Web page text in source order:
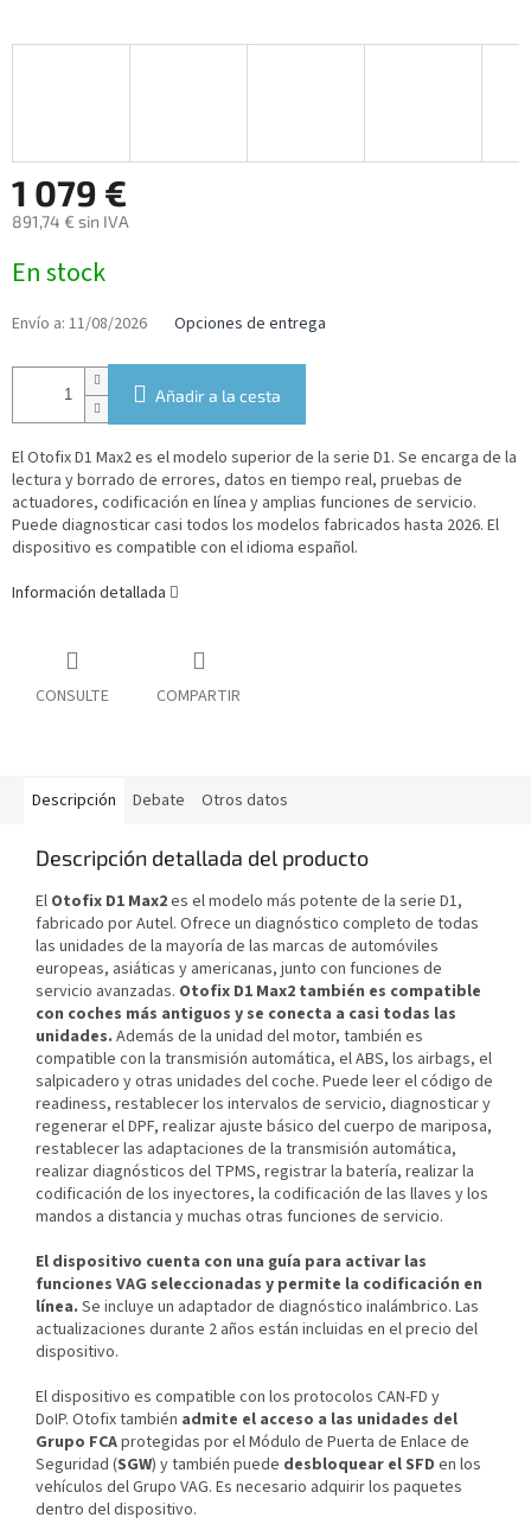
1 079 €
891,74 € sin IVA
de
medida:
En stock
Envío a: 11/08/2026 Opciones de entrega
Añadir a la cesta
El Otofix D1 Max2 es el modelo superior de la serie D1. Se encarga de la
lectura y borrado de errores, datos en tiempo real, pruebas de
actuadores, codificación en línea y amplias funciones de servicio.
Puede diagnosticar casi todos los modelos fabricados hasta 2026. El
dispositivo es compatible con el idioma español.
Información detallada
CONSULTE COMPARTIR
Descripción Debate Otros datos
Descripción detallada del producto
El Otofix D1 Max2es el modelo más potente de la serie D1,
fabricado por Autel. Ofrece un diagnóstico completo de todas
las unidades de la mayoría de las marcas de automóviles
europeas, asiáticas y americanas, junto con funciones de
servicio avanzadas. Otofix D1 Max2 también es compatible
con coches más antiguos y se conecta a casi todas las
unidades. Además de la unidad del motor, también es
compatible con la transmisión automática, el ABS, los airbags, el
salpicadero y otras unidades del coche. Puede leer el código de
readiness, restablecer los intervalos de servicio, diagnosticar y
regenerar el DPF, realizar ajuste básico del cuerpo de mariposa,
restablecer las adaptaciones de la transmisión automática,
realizar diagnósticos del TPMS, registrar la batería, realizar la
codificación de los inyectores, la codificación de las llaves y los
mandos a distancia y muchas otras funciones de servicio.
El dispositivo cuenta con una guía para activar las
funciones VAG seleccionadas y permite la codificación en
línea. Se incluye un adaptador de diagnóstico inalámbrico. Las
actualizaciones durante 2 años están incluidas en el precio del
dispositivo.
El dispositivo es compatible con los protocolos CAN-FD y
DoIP. Otofix también admite el acceso a las unidades del
Grupo FCAprotegidas por el Módulo de Puerta de Enlace de
Seguridad (SGW) y también puede desbloquear el SFD en los
vehículos del Grupo VAG. Es necesario adquirir los paquetes
dentro del dispositivo.